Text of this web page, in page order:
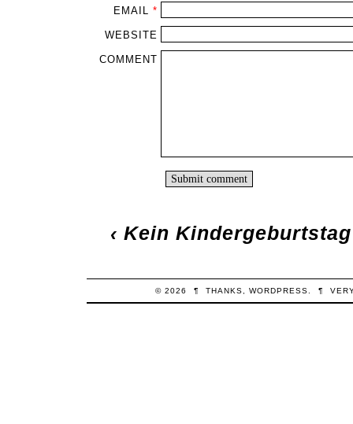
EMAIL *
WEBSITE
COMMENT
‹ Kein Kindergeburtstag
© 2026 ¶ THANKS, WORDPRESS ¶